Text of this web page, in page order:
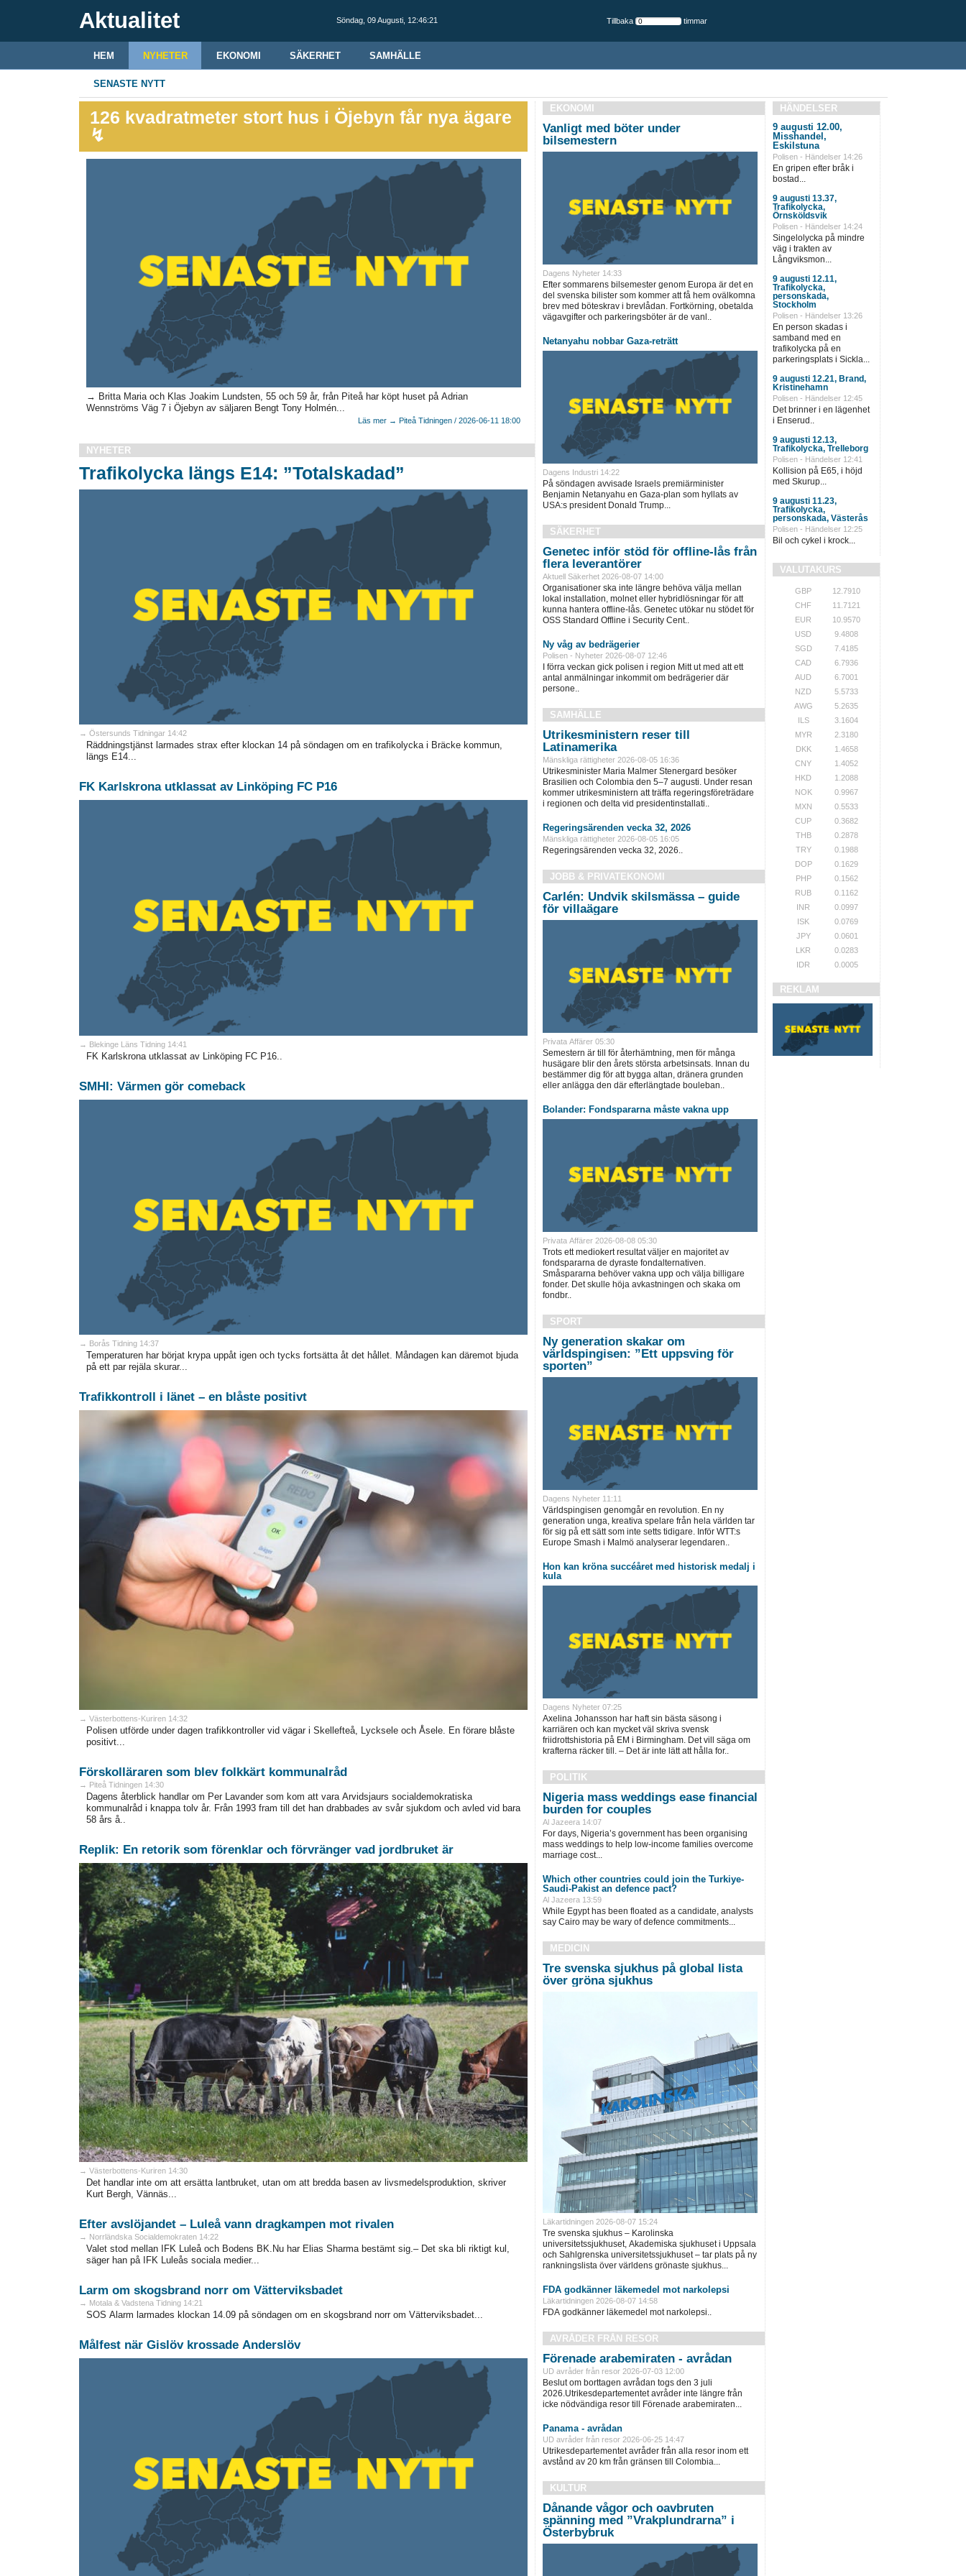
Aktualitet Söndag, 09 Augusti, 12:46:22 Tillbaka timmar
HEM NYHETER EKONOMI SÄKERHET SAMHÄLLE
SENASTE NYTT
126 kvadratmeter stort hus i Öjebyn får nya ägare
↯
→ Britta Maria och Klas Joakim Lundsten, 55 och 59 år, från Piteå har köpt huset på Adrian
Wennströms Väg 7 i Öjebyn av säljaren Bengt Tony Holmén...
Läs mer → Piteå Tidningen / 2026-06-11 18:00
NYHETER
Trafikolycka längs E14: ”Totalskadad”
→ Östersunds Tidningar 14:42
Räddningstjänst larmades strax efter klockan 14 på söndagen om en trafikolycka i Bräcke kommun,
längs E14...
FK Karlskrona utklassat av Linköping FC P16
→ Blekinge Läns Tidning 14:41
FK Karlskrona utklassat av Linköping FC P16..
SMHI: Värmen gör comeback
→ Borås Tidning 14:37
Temperaturen har börjat krypa uppåt igen och tycks fortsätta åt det hållet. Måndagen kan däremot bjuda
på ett par rejäla skurar...
Trafikkontroll i länet – en blåste positivt
→ Västerbottens-Kuriren 14:32
Polisen utförde under dagen trafikkontroller vid vägar i Skellefteå, Lycksele och Åsele. En förare blåste
positivt...
Förskolläraren som blev folkkärt kommunalråd
→ Piteå Tidningen 14:30
Dagens återblick handlar om Per Lavander som kom att vara Arvidsjaurs socialdemokratiska
kommunalråd i knappa tolv år. Från 1993 fram till det han drabbades av svår sjukdom och avled vid bara
58 års å..
Replik: En retorik som förenklar och förvränger vad jordbruket är
→ Västerbottens-Kuriren 14:30
Det handlar inte om att ersätta lantbruket, utan om att bredda basen av livsmedelsproduktion, skriver
Kurt Bergh, Vännäs...
Efter avslöjandet – Luleå vann dragkampen mot rivalen
→ Norrländska Socialdemokraten 14:22
Valet stod mellan IFK Luleå och Bodens BK.Nu har Elias Sharma bestämt sig.– Det ska bli riktigt kul,
säger han på IFK Luleås sociala medier...
Larm om skogsbrand norr om Vätterviksbadet
→ Motala & Vadstena Tidning 14:21
SOS Alarm larmades klockan 14.09 på söndagen om en skogsbrand norr om Vätterviksbadet...
Målfest när Gislöv krossade Anderslöv
EKONOMI
Vanligt med böter under
bilsemestern
Dagens Nyheter 14:33
Efter sommarens bilsemester genom Europa är det en
del svenska bilister som kommer att få hem ovälkomna
brev med böteskrav i brevlådan. Fortkörning, obetalda
vägavgifter och parkeringsböter är de vanl..
Netanyahu nobbar Gaza-reträtt
Dagens Industri 14:22
På söndagen avvisade Israels premiärminister
Benjamin Netanyahu en Gaza-plan som hyllats av
USA:s president Donald Trump...
SÄKERHET
Genetec inför stöd för offline-lås från
flera leverantörer
Aktuell Säkerhet 2026-08-07 14:00
Organisationer ska inte längre behöva välja mellan
lokal installation, molnet eller hybridlösningar för att
kunna hantera offline-lås. Genetec utökar nu stödet för
OSS Standard Offline i Security Cent..
Ny våg av bedrägerier
Polisen - Nyheter 2026-08-07 12:46
I förra veckan gick polisen i region Mitt ut med att ett
antal anmälningar inkommit om bedrägerier där
persone..
SAMHÄLLE
Utrikesministern reser till
Latinamerika
Mänskliga rättigheter 2026-08-05 16:36
Utrikesminister Maria Malmer Stenergard besöker
Brasilien och Colombia den 5–7 augusti. Under resan
kommer utrikesministern att träffa regeringsföreträdare
i regionen och delta vid presidentinstallati..
Regeringsärenden vecka 32, 2026
Mänskliga rättigheter 2026-08-05 16:05
Regeringsärenden vecka 32, 2026..
JOBB & PRIVATEKONOMI
Carlén: Undvik skilsmässa – guide
för villaägare
Privata Affärer 05:30
Semestern är till för återhämtning, men för många
husägare blir den årets största arbetsinsats. Innan du
bestämmer dig för att bygga altan, dränera grunden
eller anlägga den där efterlängtade bouleban..
Bolander: Fondspararna måste vakna upp
Privata Affärer 2026-08-08 05:30
Trots ett mediokert resultat väljer en majoritet av
fondspararna de dyraste fondalternativen.
Småspararna behöver vakna upp och välja billigare
fonder. Det skulle höja avkastningen och skaka om
fondbr..
SPORT
Ny generation skakar om
världspingisen: ”Ett uppsving för
sporten”
Dagens Nyheter 11:11
Världspingisen genomgår en revolution. En ny
generation unga, kreativa spelare från hela världen tar
för sig på ett sätt som inte setts tidigare. Inför WTT:s
Europe Smash i Malmö analyserar legendaren..
Hon kan kröna succéåret med historisk medalj i
kula
Dagens Nyheter 07:25
Axelina Johansson har haft sin bästa säsong i
karriären och kan mycket väl skriva svensk
friidrottshistoria på EM i Birmingham. Det vill säga om
krafterna räcker till. – Det är inte lätt att hålla for..
POLITIK
Nigeria mass weddings ease financial
burden for couples
Al Jazeera 14:07
For days, Nigeria’s government has been organising
mass weddings to help low-income families overcome
marriage cost...
Which other countries could join the Turkiye-
Saudi-Pakist an defence pact?
Al Jazeera 13:59
While Egypt has been floated as a candidate, analysts
say Cairo may be wary of defence commitments...
MEDICIN
Tre svenska sjukhus på global lista
över gröna sjukhus
Läkartidningen 2026-08-07 15:24
Tre svenska sjukhus – Karolinska
universitetssjukhuset, Akademiska sjukhuset i Uppsala
och Sahlgrenska universitetssjukhuset – tar plats på ny
rankningslista över världens grönaste sjukhus...
FDA godkänner läkemedel mot narkolepsi
Läkartidningen 2026-08-07 14:58
FDA godkänner läkemedel mot narkolepsi..
AVRÅDER FRÅN RESOR
Förenade arabemiraten - avrådan
UD avråder från resor 2026-07-03 12:00
Beslut om borttagen avrådan togs den 3 juli
2026.Utrikesdepartementet avråder inte längre från
icke nödvändiga resor till Förenade arabemiraten...
Panama - avrådan
UD avråder från resor 2026-06-25 14:47
Utrikesdepartementet avråder från alla resor inom ett
avstånd av 20 km från gränsen till Colombia...
KULTUR
Dånande vågor och oavbruten
spänning med ”Vrakplundrarna” i
Österbybruk
HÄNDELSER
9 augusti 12.00,
Misshandel,
Eskilstuna
Polisen - Händelser 14:26
En gripen efter bråk i
bostad...
9 augusti 13.37,
Trafikolycka,
Örnsköldsvik
Polisen - Händelser 14:24
Singelolycka på mindre
väg i trakten av
Långviksmon...
9 augusti 12.11,
Trafikolycka,
personskada,
Stockholm
Polisen - Händelser 13:26
En person skadas i
samband med en
trafikolycka på en
parkeringsplats i Sickla...
9 augusti 12.21, Brand,
Kristinehamn
Polisen - Händelser 12:45
Det brinner i en lägenhet
i Enserud..
9 augusti 12.13,
Trafikolycka, Trelleborg
Polisen - Händelser 12:41
Kollision på E65, i höjd
med Skurup...
9 augusti 11.23,
Trafikolycka,
personskada, Västerås
Polisen - Händelser 12:25
Bil och cykel i krock...
VALUTAKURS
GBP
12.7910
CHF
11.7121
EUR
10.9570
USD
9.4808
SGD
7.4185
CAD
6.7936
AUD
6.7001
NZD
5.5733
AWG
5.2635
ILS
3.1604
MYR
2.3180
DKK
1.4658
CNY
1.4052
HKD
1.2088
NOK
0.9967
MXN
0.5533
CUP
0.3682
THB
0.2878
TRY
0.1988
DOP
0.1629
PHP
0.1562
RUB
0.1162
INR
0.0997
ISK
0.0769
JPY
0.0601
LKR
0.0283
IDR
0.0005
REKLAM